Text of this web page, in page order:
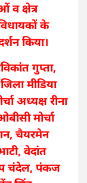
व क्षेत्र
के
किया।
गुप्ता,
मीडिया
अध्यक्ष रीना
मोर्चा
चैयरमेन
वेदांत
चंदेल, पंकज